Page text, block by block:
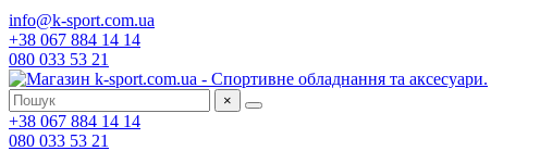
info@k-sport.com.ua
+38 067 884 14 14
080 033 53 21
×
+38 067 884 14 14
080 033 53 21